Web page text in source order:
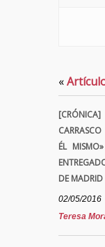
«
ÉL
DE MADRID
02/05/2016
Teresa